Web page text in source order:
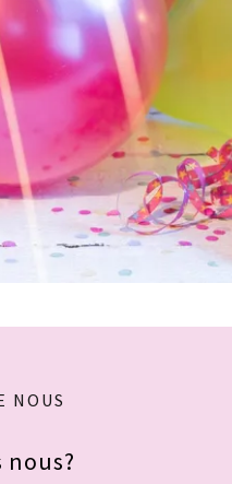
NOUS
nous?